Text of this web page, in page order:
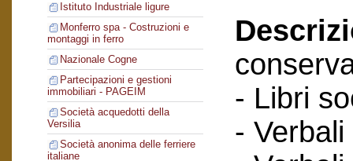
Istituto Industriale ligure
Monferro spa - Costruzioni e
montaggi in ferro
Nazionale Cogne
Partecipazioni e gestioni
immobiliari - PAGEIM
Società acquedotti della
Versilia
Società anonima delle ferriere
italiane
- Libri
-